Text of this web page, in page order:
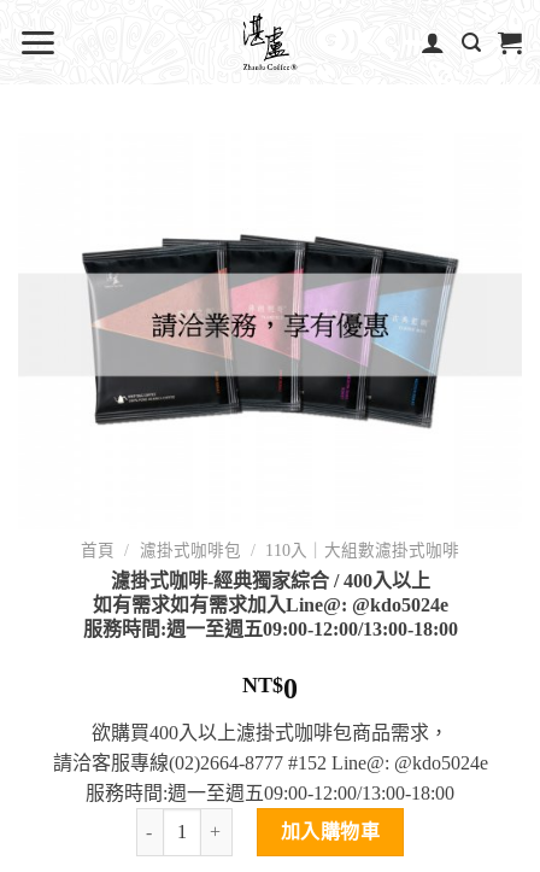
首頁 / 濾掛式咖啡包 / 110入｜大組數濾掛式咖啡
濾掛式咖啡-經典獨家綜合 / 400入以上
如有需求如有需求加入Line@: @kdo5024e
服務時間:週一至週五09:00-12:00/13:00-18:00
NT$0
欲購買400入以上濾掛式咖啡包商品需求，
請洽客服專線(02)2664-8777 #152 Line@: @kdo5024e
服務時間:週一至週五09:00-12:00/13:00-18:00
加入購物車